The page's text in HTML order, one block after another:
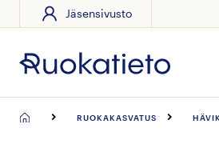
sisältöön
Jäsensivusto
RUOKAKASVATUS